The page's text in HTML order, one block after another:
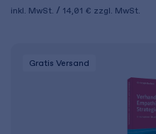
inkl. MwSt. 14,01 € zzgl. MwSt.
Gratis Versand